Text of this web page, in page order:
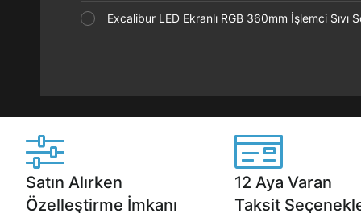
Excalibur LED Ekranlı RGB 360mm İşlemci
Satın Alırken
Özelleştirme İmkanı
12 Aya Varan
Taksit